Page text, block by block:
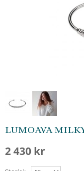
LUMOAVA
2 430 kr